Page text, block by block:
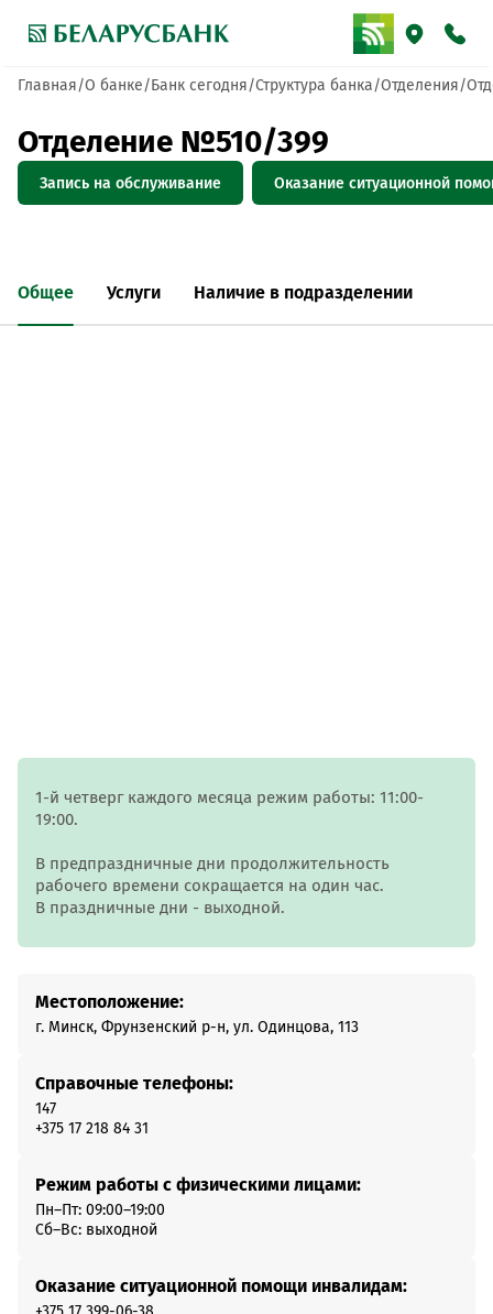
Главная О банке Банк сегодня Структура банка Отделения
Отделение №510/399
Запись на обслуживание Оказание ситуационной
Общее Услуги Наличие в подразделении
1-й четверг каждого месяца режим работы: 11:00-
19:00.
В предпраздничные дни продолжительность
рабочего времени сокращается на один час.
В праздничные дни - выходной.
Местоположение:
г. Минск, Фрунзенский р-н, ул. Одинцова, 113
Справочные телефоны:
147
+375 17 218 84 31
Режим работы с физическими лицами:
Пн–Пт: 09:00–19:00
Сб–Вс: выходной
Оказание ситуационной помощи инвалидам: